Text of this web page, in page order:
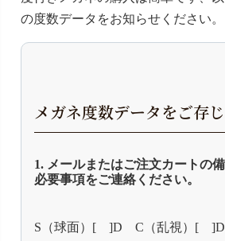
の度数データをお知らせください。
メガネ度数データをご存
1. メールまたはご注文カートの
必要事項をご連絡ください。
S（球面）[ ]D C（乱視）[ ]D